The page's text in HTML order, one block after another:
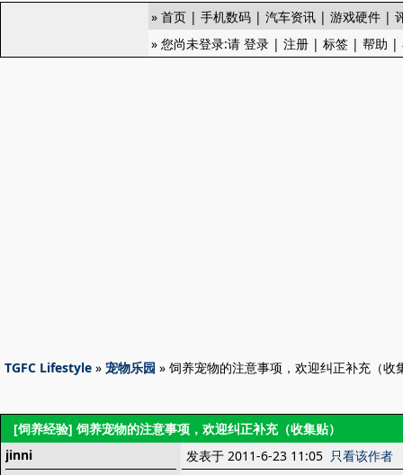
» 首页 | 手机数码 | 汽车资讯 | 游戏硬件 |
» 您尚未登录:请 登录 | 注册 | 标签 | 帮助 |
TGFC Lifestyle » 宠物乐园 » 饲养宠物的注意事项，欢迎纠正补充（收
[饲养经验] 饲养宠物的注意事项，欢迎纠正补充（收集贴）
jinni
发表于 2011-6-23 11:05 只看该作者